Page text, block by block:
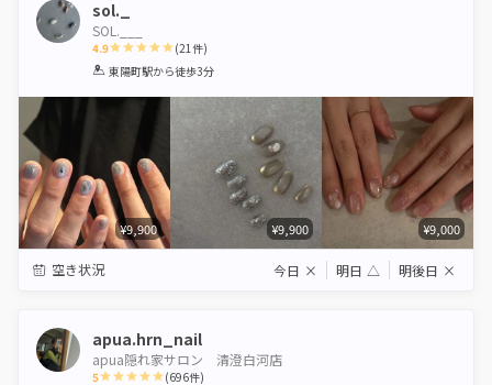
sol._
SOL.___
4.9
1 2 3 4 5
(21件)
東陽町駅から徒歩3分
¥9,900 ¥9,900 ¥9,000
空き状況 今日 × 明日 △ 明後日 ×
apua.hrn_nail
apua隠れ家サロン 清澄白河店
5 (696件)